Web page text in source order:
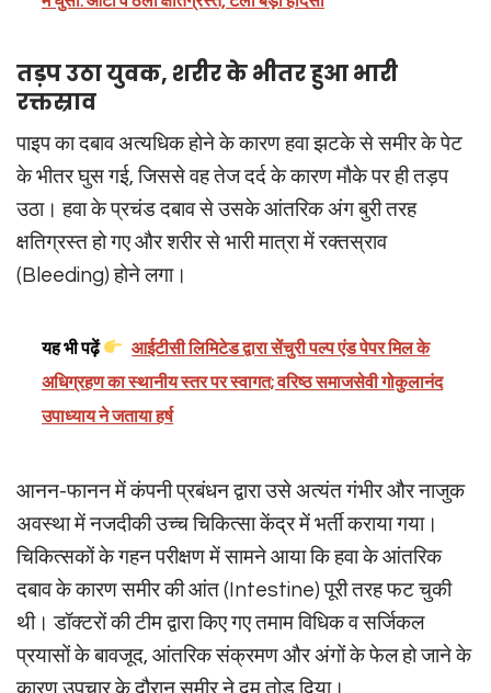
तड़प उठा युवक, शरीर के भीतर हुआ भारी
रक्तस्राव
पाइप का दबाव अत्यधिक होने के कारण हवा झटके से समीर के पेट
के भीतर घुस गई, जिससे वह तेज दर्द के कारण मौके पर ही तड़प
उठा। हवा के प्रचंड दबाव से उसके आंतरिक अंग बुरी तरह
क्षतिग्रस्त हो गए और शरीर से भारी मात्रा में रक्तस्राव
(Bleeding) होने लगा।
यह भी पढ़ें
आईटीसी लिमिटेड द्वारा सेंचुरी पल्प एंड पेपर मिल के
अधिग्रहण का स्थानीय स्तर पर स्वागत; वरिष्ठ समाजसेवी गोकुलानंद
उपाध्याय ने जताया हर्ष
आनन-फानन में कंपनी प्रबंधन द्वारा उसे अत्यंत गंभीर और नाजुक
अवस्था में नजदीकी उच्च चिकित्सा केंद्र में भर्ती कराया गया।
चिकित्सकों के गहन परीक्षण में सामने आया कि हवा के आंतरिक
दबाव के कारण समीर की आंत (Intestine) पूरी तरह फट चुकी
थी। डॉक्टरों की टीम द्वारा किए गए तमाम विधिक व सर्जिकल
प्रयासों के बावजूद, आंतरिक संक्रमण और अंगों के फेल हो जाने के
कारण उपचार के दौरान समीर ने दम तोड़ दिया।